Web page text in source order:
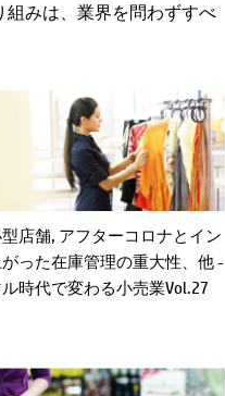
みは、業界を問わずすべ
店舗, アフターコロナとイン
った在庫管理の重大性、他 -
時代で変わる小売業Vol.27